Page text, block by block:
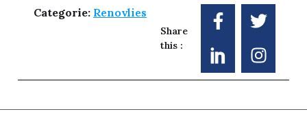
Categorie: Renovlies
Share
this :